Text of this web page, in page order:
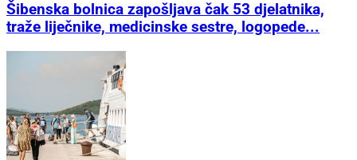
Šibenska bolnica zapošljava čak 53 djelatnika,
traže liječnike, medicinske sestre, logopede...